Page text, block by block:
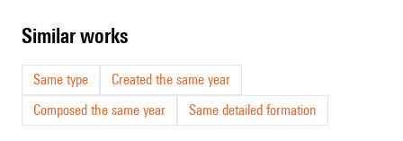
similar works
Same type
Created the same year
Composed the same year
Same detailed formation